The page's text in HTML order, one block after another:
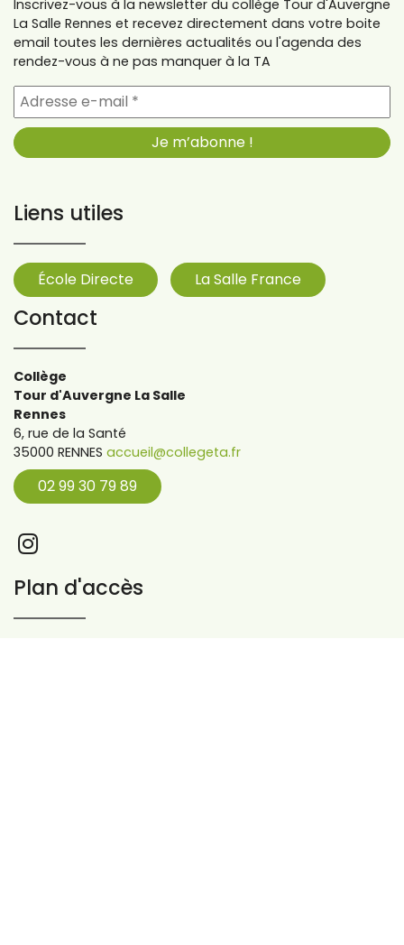
Inscrivez-vous à la newsletter du collège Tour d'Auvergne
La Salle Rennes et recevez directement dans votre boite
email toutes les dernières actualités ou l'agenda des
rendez-vous à ne pas manquer à la TA
Liens utiles
École Directe La Salle France
Contact
Collège
Tour d'Auvergne La Salle
Rennes
6, rue de la Santé
35000 RENNES accueil@collegeta.fr
02 99 30 79 89
Plan d'accès